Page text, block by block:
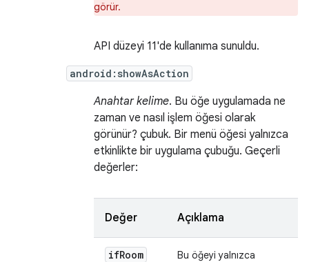
görür.
API düzeyi 11'de kullanıma sunuldu.
android:showAsAction
Anahtar kelime. Bu öğe uygulamada ne
zaman ve nasıl işlem öğesi olarak
görünür? çubuk. Bir menü öğesi yalnızca
etkinlikte bir uygulama çubuğu. Geçerli
değerler:
Değer Açıklama
ifRoom Bu öğeyi yalnızca